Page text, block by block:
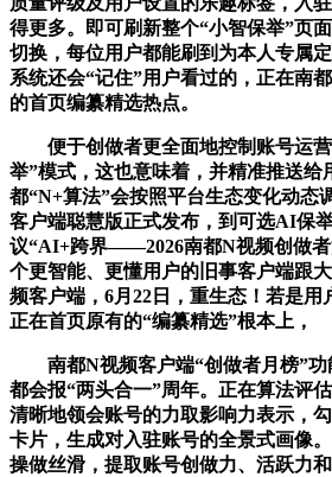
得更多。即可刷新整个“小智保举”页
切换，每位用户都能刷到为本人专属
系统还会“记住”用户看过的，正在南
的首页编纂精选热点。
便于创做者更全面地控制账号运营
举”模式，这也意味着，并精准推送给
都“N+算法”会按照平台生态变化动态
客户端聪慧版正式发布，到可选AI保
议“AI+跨界——2026南都N视频创做
个更智能、更懂用户的旧事客户端跟
频客户端，6月22日，重生态！若是用
正在首页原有的“编纂精选”根本上，
南都N视频客户端“创做者月榜”功
都会报“两头合一”周年。正在算法评
清晰地领会账号的力取影响力表示，
卡片，生成对入驻账号的全景式画像
操做丝滑，提取账号创做力、活跃力